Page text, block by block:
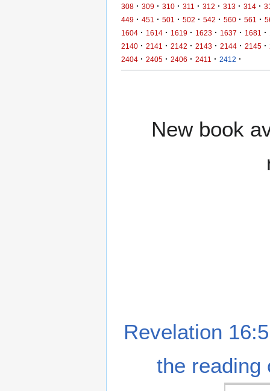
308 · 309 · 310 · 311 · 312 · 313 · 314 ·
449 · 451 · 501 · 502 · 542 · 560 · 561 ·
1604 · 1614 · 1619 · 1623 · 1637 · 1681 ·
2140 · 2141 · 2142 · 2143 · 2144 · 2145 ·
2404 · 2405 · 2406 · 2411 · 2412 ·
New book
Revelation
the reading